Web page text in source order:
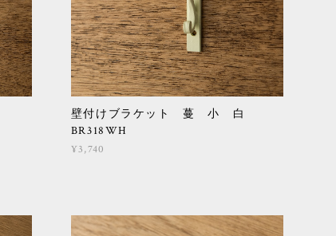
壁付けブラケット 蔓 小 白
BR318WH
¥3,740